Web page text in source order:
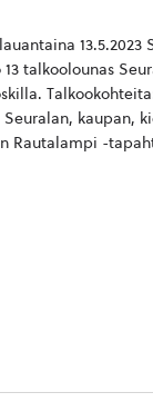
13.5.2023
talkoolounas
kaupan,
Rautalampi -